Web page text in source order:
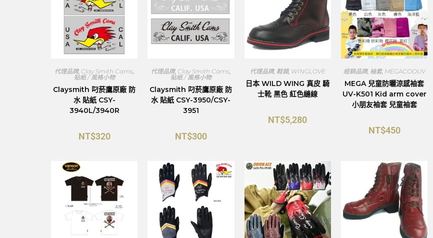
代理品牌, Clay Smith Cams,
貼紙 / 風格小物
Claysmith 叼菸鷹原廠 防
水 貼紙 CSY-
3940L/3940R
NT$320
代理品牌, Clay Smith Cams,
貼紙 / 風格小物
Claysmith 叼菸鷹原廠 防
水 貼紙 CSY-3950/CSY-
3951
NT$300
代理品牌, 鞋類, WINGLOVE
日本 WILD WING 真皮 騎
士靴 黑色 紅色縫線
NT$5,280
經銷品牌, 袖套, MEGACOOUV
MEGA 兒童防曬涼感袖套
UV-K501 Kid arm cover
小朋友袖套 兒童袖套
NT$450